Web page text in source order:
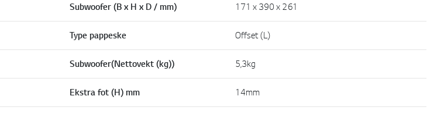
Subwoofer (B x H x D / mm) 171 x 390 x 261
Type pappeske Offset (L)
Subwoofer(Nettovekt (kg)) 5,3kg
Ekstra fot (H) mm 14mm